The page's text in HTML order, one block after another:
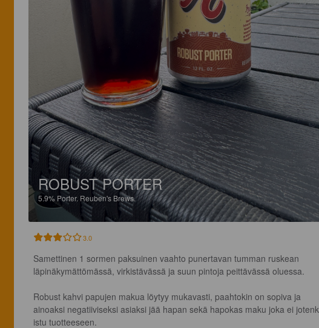
ROBUST PORTER
5.9% Porter. Reuben's Brews.
3.0
Samettinen 1 sormen paksuinen vaahto punertavan tumman ruskean
läpinäkymättömässä, virkistävässä ja suun pintoja peittävässä oluessa.
Robust kahvi papujen makua löytyy mukavasti, paahtokin on sopiva ja
ainoaksi negatiiviseksi asiaksi jää hapan sekä hapokas maku joka ei
istu tuotteeseen.